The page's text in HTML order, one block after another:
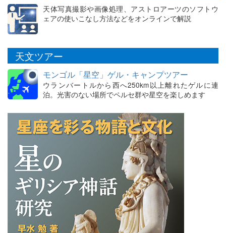
天体写真撮影や画像処理、アストロアーツのソフトウ
ェアの使いこなし方法などをオンラインで解説
天文ツアー
モンゴル「星空」ゲル・キャンプツアー
ウランバートルから西へ250km以上離れたゲルに連
泊。光害のない場所でペルセ群や星空を楽しめます